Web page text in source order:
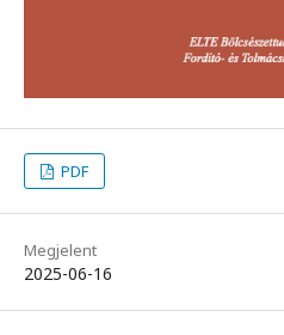
PDF
Megjelent
2025-06-16